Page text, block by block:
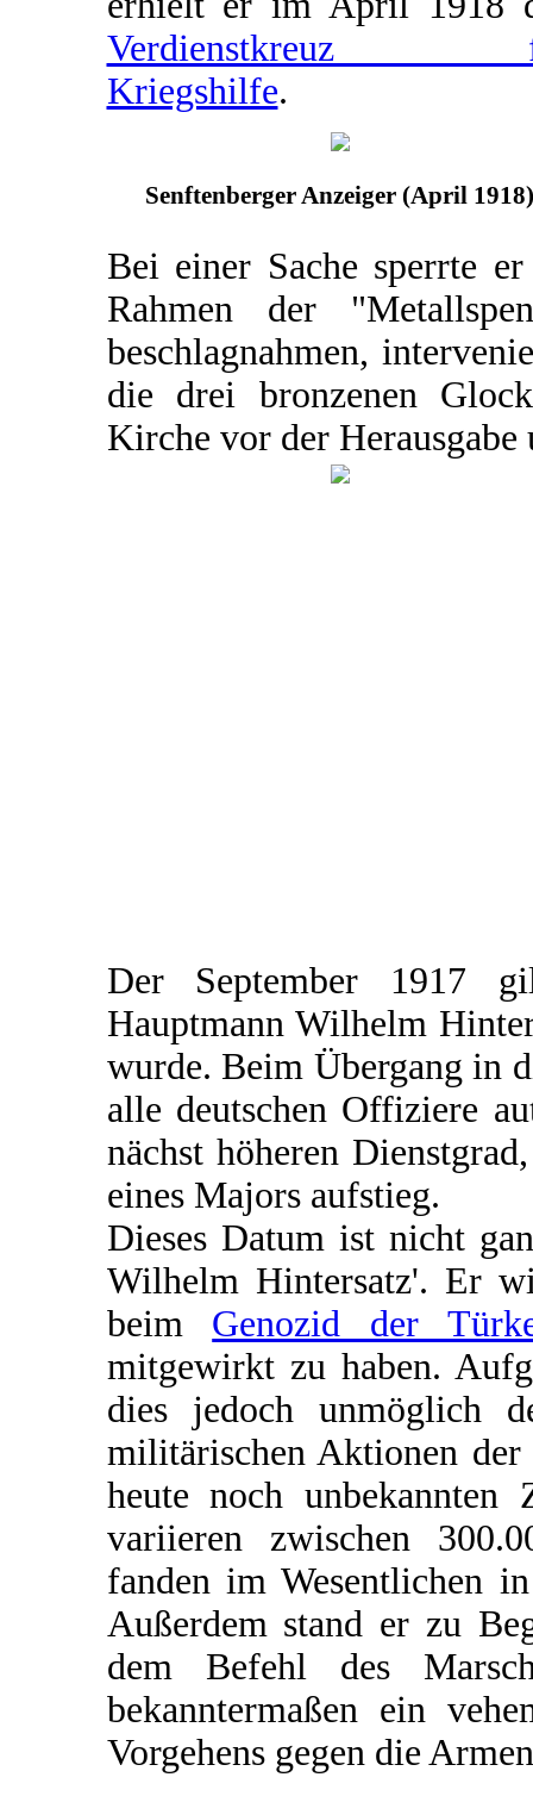
Verdienstkreuz
Kriegshilfe.
Senftenberger Anzeiger (April 1918)
Bei einer Sache sperrte
Rahmen der
beschlagnahmen,
die drei bronzenen
Kirche vor der Herausgabe
Der September 1917
Hauptmann Wilhelm
wurde. Beim Übergang in
alle deutschen Offiziere
nächst höheren
eines Majors aufstieg.
Dieses Datum ist nicht
Wilhelm Hintersatz'. Er
beim Genozid der
mitgewirkt zu haben.
dies jedoch unmöglich
militärischen Aktionen
heute noch unbekannten
variieren zwischen
fanden im Wesentlichen
Außerdem stand er zu
dem Befehl des
bekanntermaßen ein
Vorgehens gegen die